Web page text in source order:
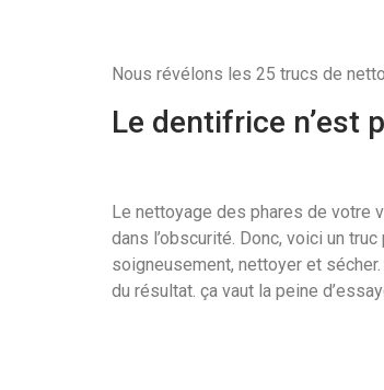
Nous révélons les 25 trucs de
Le dentifrice n’est
Le nettoyage des phares de votre
dans l’obscurité. Donc, voici un
soigneusement, nettoyer et
du résultat. ça vaut la peine